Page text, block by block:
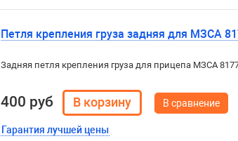
Петля крепления груза задняя для МЗСА
Задняя петля крепления груза для прицепа МЗСА
400 руб
Гарантия лучшей цены
В сравнение